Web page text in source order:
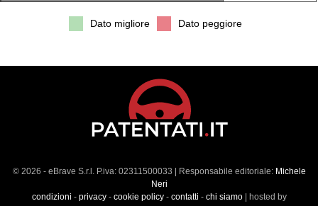
Dato migliore Dato peggiore
© 2026 - eBrave S.r.l. P.iva: 02311500033 | Responsabile editoriale: Michele
Neri
condizioni - privacy- cookie policy- contatti - chi siamo| hosted by